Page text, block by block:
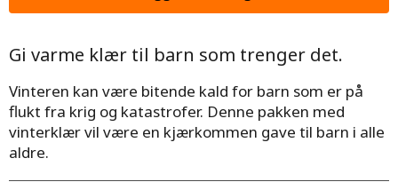
Gi varme klær til barn som trenger det.
Vinteren kan være bitende kald for barn som er på
flukt fra krig og katastrofer. Denne pakken med
vinterklær vil være en kjærkommen gave til barn i alle
aldre.